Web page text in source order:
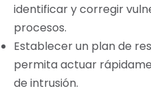
identificar y corregir
procesos.
Establecer un plan de
permita actuar
de intrusión.